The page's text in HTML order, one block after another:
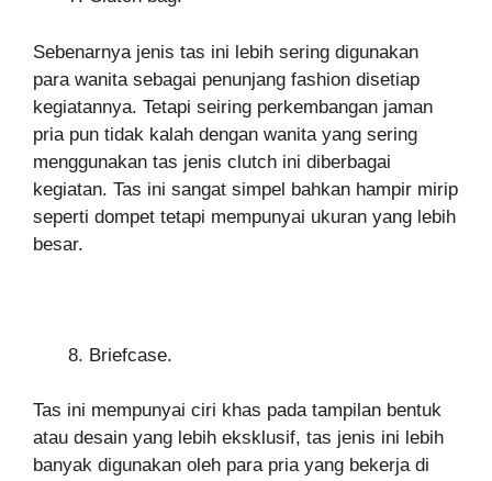
Sebenarnya jenis tas ini lebih sering digunakan
para wanita sebagai penunjang fashion disetiap
kegiatannya. Tetapi seiring perkembangan jaman
pria pun tidak kalah dengan wanita yang sering
menggunakan tas jenis clutch ini diberbagai
kegiatan. Tas ini sangat simpel bahkan hampir mirip
seperti dompet tetapi mempunyai ukuran yang lebih
besar.
Briefcase.
Tas ini mempunyai ciri khas pada tampilan bentuk
atau desain yang lebih eksklusif, tas jenis ini lebih
banyak digunakan oleh para pria yang bekerja di